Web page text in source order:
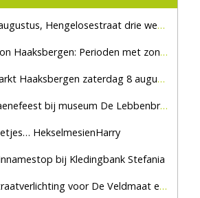
Hengelosestraat drie weken dicht voor doorgaand verkeer
Perioden met zon en droog
zaterdag 8 augustus, marktplein Haaksbergen
bij museum De Lebbenbrugge
HekselmesienHarry
bij Kledingbank Stefania
voor De Veldmaat en De Pas